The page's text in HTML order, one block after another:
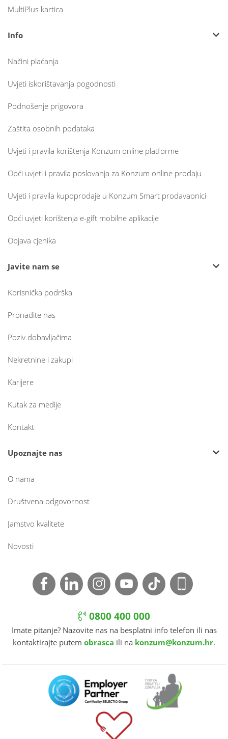
MultiPlus kartica
Info
Načini plaćanja
Uvjeti iskorištavanja pogodnosti
Podnošenje prigovora
Zaštita osobnih podataka
Uvjeti i pravila korištenja Konzum online platforme
Opći uvjeti i pravila poslovanja za Konzum online prodaju
Uvjeti i pravila kupoprodaje u Konzum Smart prodavaonici
Opći uvjeti korištenja e-gift mobilne aplikacije
Objava cjenika
Javite nam se
Korisnička podrška
Pronađite nas
Poziv dobavljačima
Nekretnine i zakupi
Karijere
Kutak za medije
Kontakt
Upoznajte nas
O nama
Društvena odgovornost
Jamstvo kvalitete
Novosti
0800 400 000
Imate pitanje? Nazovite nas na besplatni info telefon ili nas
kontaktirajte putem obrasca ili na konzum@konzum.hr.